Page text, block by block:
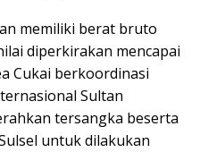
memiliki berat bruto
diperkirakan mencapai
Cukai berkoordinasi
Sultan
tersangka beserta
untuk dilakukan